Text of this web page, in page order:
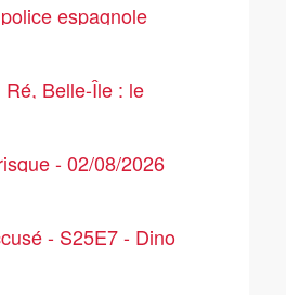
espagnole
qui menaçait de
Belle-Île : le
lancé !
- 02/08/2026
- S25E7 - Dino
la Sambre